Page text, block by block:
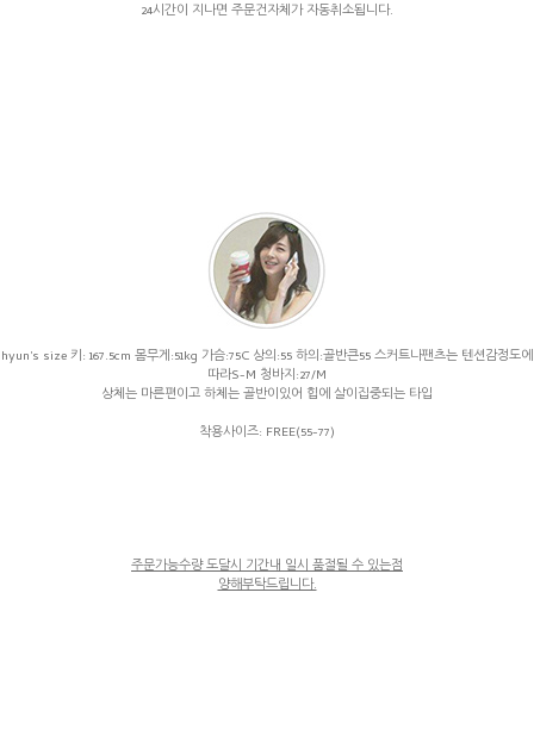
24시간이 지나면 주문건자체가 자동취소됩니다.
hyun's size 키: 167.5cm 몸무게:51kg 가슴:75C 상의:55 하의:골반큰55 스커트나팬츠는 텐션감정도에
따라S-M 청바지:27/M
상체는 마른편이고 하체는 골반이있어 힙에 살이집중되는 타입
착용사이즈: FREE(55-77)
주문가능수량 도달시 기간내 일시 품절될 수 있는점
양해부탁드립니다.